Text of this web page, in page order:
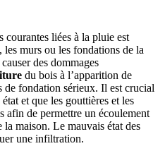
courantes liées à la pluie est
murs ou les fondations de la
des dommages
du bois à l’apparition de
de fondation sérieux. Il est crucial
et que les gouttières et les
afin de permettre un écoulement
maison. Le mauvais état des
une infiltration.